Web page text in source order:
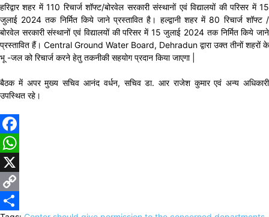
हरिद्वार शहर में 110 रिचार्ज शॉफ्ट/बोरवेल सरकारी संस्थानों एवं विद्यालयों की परिसर में 15
जुलाई 2024 तक निर्मित किये जाने प्रस्तावित है। हल्द्वानी शहर में 80 रिचार्ज शॉफ्ट /
बोरवेल सरकारी संस्थानों एवं विद्यालयों की परिसर में 15 जुलाई 2024 तक निर्मित किये जाने
प्रस्तावित हैं। Central Ground Water Board, Dehradun द्वारा उक्त तीनों शहरों के
भू -जल को रिचार्ज करने हेतु तकनीकी सहयोग प्रदान किया जाएगा |
बैठक में अपर मुख्य सचिव आनंद वर्धन, सचिव डा. आर राजेश कुमार एवं अन्य अधिकारी
उपस्थित रहे।
Facebook
WhatsApp
X
Copy